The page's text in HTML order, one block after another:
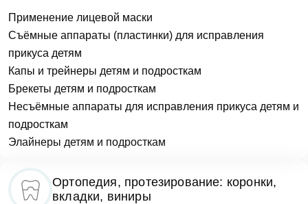
Применение лицевой маски
Съёмные аппараты (пластинки) для исправления
прикуса детям
Капы и трейнеры детям и подросткам
Брекеты детям и подросткам
Несъёмные аппараты для исправления прикуса детям и
подросткам
Элайнеры детям и подросткам
Ортопедия, протезирование: коронки,
вкладки, виниры
Оставить отзыв